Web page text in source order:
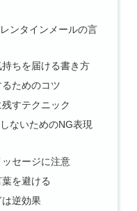
ンタインメールの言
持ちを届ける書き方
ためのコツ
すテクニック
ないためのNG表現
セージに注意
を避ける
逆効果